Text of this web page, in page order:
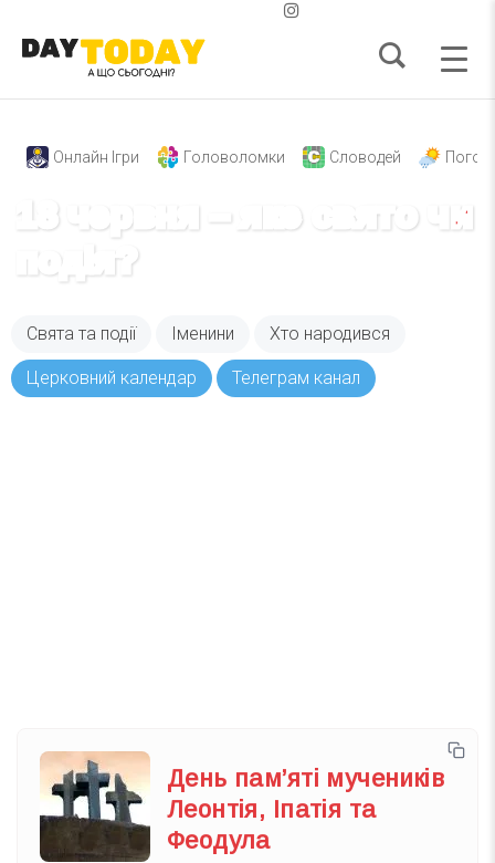
Онлайн Ігри Головоломки Словодей
18 червня – яке свято чи
подія?
Свята та події Іменини Хто народився
Церковний календар Телеграм канал
День пам’яті мучеників
Леонтія, Іпатія та
Феодула